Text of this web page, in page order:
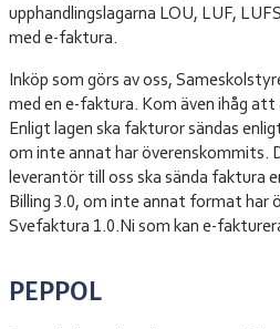
upphandlingslagarna LOU, LUF,
med e-faktura.
Inköp som görs av oss,
med en e-faktura. Kom även ihåg att
Enligt lagen ska fakturor sändas
om inte annat har överenskommits.
leverantör till oss ska sända faktura
Billing 3.0, om inte annat format har
Svefaktura 1.0.Ni som kan e-
PEPPOL